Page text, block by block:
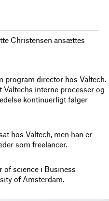
Christensen ansættes
program director hos Valtech.
interne processer og
kontinuerligt følger
hos Valtech, men han er
som freelancer.
of science i Business
of Amsterdam.